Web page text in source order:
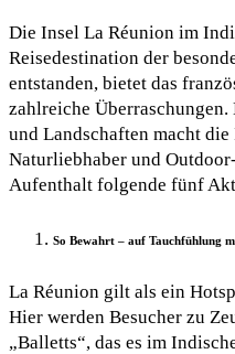
Die Insel La Réunion im
Reisedestination der
entstanden, bietet das
zahlreiche
und Landschaften macht
Naturliebhaber und
Aufenthalt folgende fünf
So Bewahrt – auf Tauchfühlung
La Réunion gilt als ein
Hier werden Besucher zu
„Balletts“, das es im